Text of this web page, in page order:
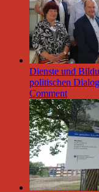
Dienste und
politischen
Comment